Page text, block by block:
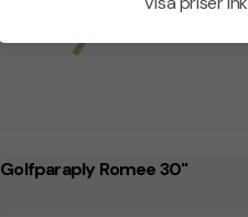
Golfparaply Romee 30"